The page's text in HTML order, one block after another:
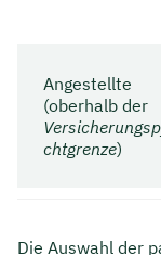
Angestellte
(oberhalb der
chtgrenze)
Die Auswahl der